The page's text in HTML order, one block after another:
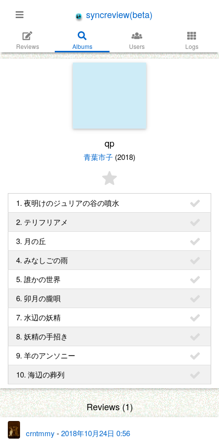
syncreview(beta)
Reviews Albums Users Logs
qp
青葉市子 (2018)
1. 夜明けのジュリアの谷の噴水
2. テリフリアメ
3. 月の丘
4. みなしごの雨
5. 誰かの世界
6. 卯月の朧唄
7. 水辺の妖精
8. 妖精の手招き
9. 羊のアンソニー
10. 海辺の葬列
Reviews (1)
crntmmy -2018年10月24日 0:56